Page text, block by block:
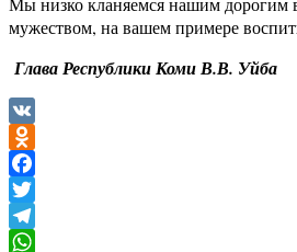
мужеством, на вашем примере
Глава Республики Коми В.В. Уйба
VK
Odnoklassniki
Facebook
Twitter
Telegram